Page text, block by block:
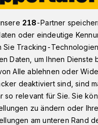
(48)
218-Partner
oder eindeutige
Sie Tracking-
Daten, um Ihnen
Alle ablehnen oder
deaktiviert sind, sind
so relevant für Sie. Sie
zu ändern oder
am unteren Rand